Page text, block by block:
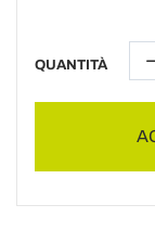
QUANTITÀ